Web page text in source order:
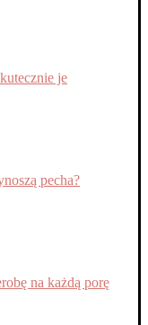
je
pecha?
na każdą porę